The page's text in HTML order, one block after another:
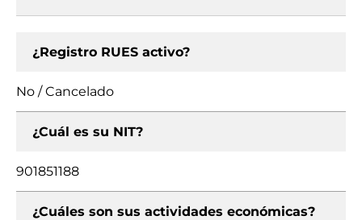
¿Registro RUES activo?
No / Cancelado
¿Cuál es su NIT?
901851188
¿Cuáles son sus actividades económicas?